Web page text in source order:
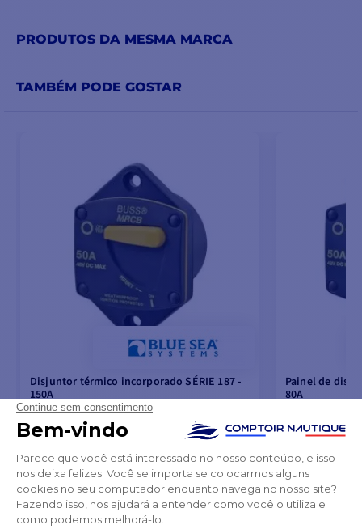
PRODUTOS DA MESMA MARCA
TAMBÉM PODE GOSTAR
Disjuntor térmico incorporado SÉRIE 187 -
150A
131,10 €
137,26 €
NAS EXISTÊNCIAS DO FORNECEDOR
Painel de
80A
114,70 €
120,32 €
FORA DE